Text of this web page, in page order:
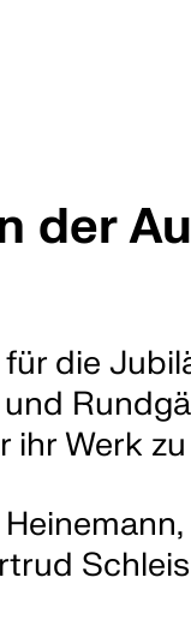
der
die
ihr Werk